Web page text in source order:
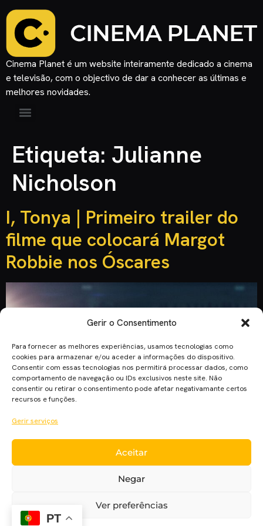
Gerir o Consentimento
Para fornecer as melhores experiências, usamos tecnologias como
cookies para armazenar e/ou aceder a informações do dispositivo.
Consentir com essas tecnologias nos permitirá processar dados, como
comportamento de navegação ou IDs exclusivos neste site. Não
consentir ou retirar o consentimento pode afetar negativamante certos
recursos e funções.
Gerir serviços
Aceitar
Negar
Ver preferências
Cinema Planet é um website inteiramente dedicado a cinema
e televisão, com o objectivo de dar a conhecer as últimas e
melhores novidades.
Etiqueta: Julianne
Nicholson
I, Tonya | Primeiro trailer do
filme que colocará Margot
Robbie nos Óscares
Margot Robbie e Allison Janey são duas das candidatas mais
fortes da corrida aos Óscares deste ano, no filme verídico de
Verdadeiro Amor” e “Horas Decisivas”, apresentou no
Festival de Toronto um filme biográfico passado no mundo da
PT